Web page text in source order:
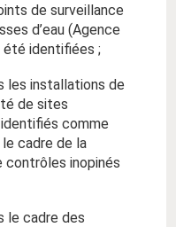
de surveillance
d’eau (Agence
été identifiées ;
les installations de
de sites
comme
cadre de la
contrôles inopinés
le cadre des